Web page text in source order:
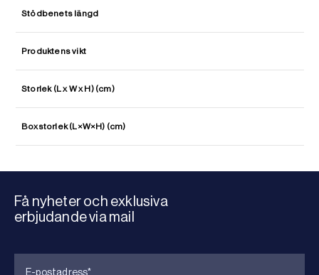
Stödbenets längd
Produktens vikt
Storlek (L x W x H) (cm)
Boxstorlek (L×W×H) (cm)
Få nyheter och exklusiva
erbjudande via mail